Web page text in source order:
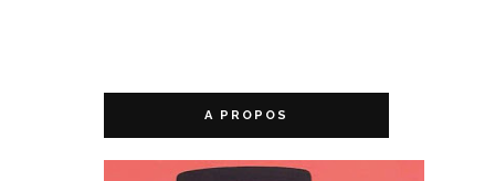
A PROPOS